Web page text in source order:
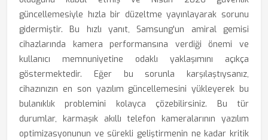
güncellemesiyle hızla bir düzeltme yayınlayarak sorunu
gidermiştir. Bu hızlı yanıt, Samsung'un amiral gemisi
cihazlarında kamera performansına verdiği önemi ve
kullanıcı memnuniyetine odaklı yaklaşımını açıkça
göstermektedir. Eğer bu sorunla karşılaştıysanız,
cihazınızın en son yazılım güncellemesini yükleyerek bu
bulanıklık problemini kolayca çözebilirsiniz. Bu tür
durumlar, karmaşık akıllı telefon kameralarının yazılım
optimizasyonunun ve sürekli geliştirmenin ne kadar kritik